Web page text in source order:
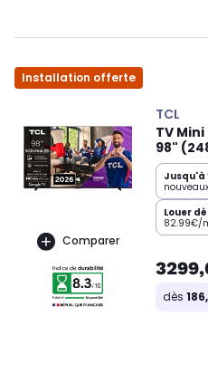
Installation offerte
Comparer
TCL
TV Mini
98"
Jusqu'à
Louer
82.99€/
dès